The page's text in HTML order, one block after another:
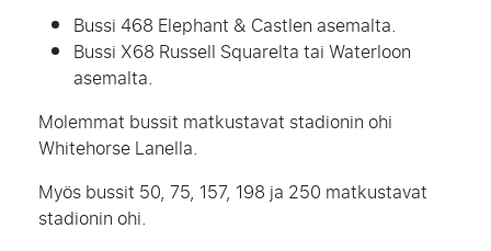
Bussi 468 Elephant & Castlen asemalta.
Bussi X68 Russell Squarelta tai Waterloon
asemalta.
Molemmat bussit matkustavat stadionin ohi
Whitehorse Lanella.
Myös bussit 50, 75, 157, 198 ja 250 matkustavat
stadionin ohi.